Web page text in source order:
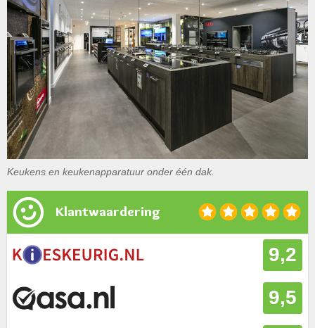
Keukens en keukenapparatuur onder één dak.
Klantwaardering
9,2
9,5